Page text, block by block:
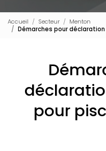
Accueil Secteur
Menton
Démarches pour
pour